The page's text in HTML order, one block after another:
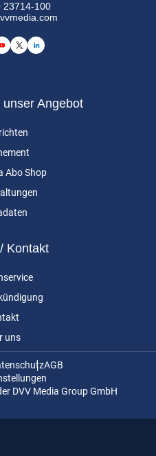
23714-100
Angebot
Abo Shop
Kontakt
uns
AGB
DVV Media Group GmbH